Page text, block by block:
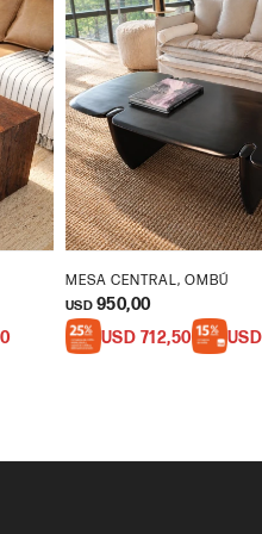
MESA CENTRAL, OMBÚ
USD 950,00
USD 712,50 USD